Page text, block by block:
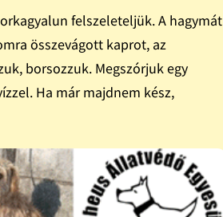
felszeleteljük. A hagymát
összevágott kaprot, az
borsozzuk. Megszórjuk egy
Ha már majdnem kész,